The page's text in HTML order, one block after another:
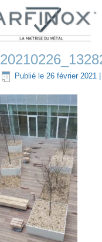
Publié le 26 février 2021